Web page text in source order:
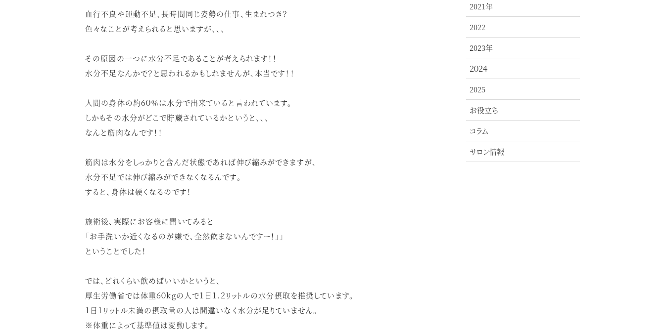
血行不良や運動不足、長時間同じ姿勢の仕事、生まれつき？
色々なことが考えられると思いますが、、、
その原因の一つに水分不足であることが考えられます！！
水分不足なんかで？と思われるかもしれませんが、本当です！！
人間の身体の約６０％は水分で出来ていると言われています。
しかもその水分がどこで貯蔵されているかというと、、、
なんと筋肉なんです！！
筋肉は水分をしっかりと含んだ状態であれば伸び縮みができますが、
水分不足では伸び縮みができなくなるんです。
すると、身体は硬くなるのです！
施術後、実際にお客様に聞いてみると
「お手洗いか近くなるのが嫌で、全然飲まないんですー！」」
ということでした！
では、どれくらい飲めばいいかというと、
厚生労働省では体重６０kgの人で１日１.２リットルの水分摂取を推奨しています。
１日１リットル未満の摂取量の人は間違いなく水分が足りていません。
※体重によって基準値は変動します。
2021年
2022
2023年
２０２４
2025
お役立ち
コラム
サロン情報